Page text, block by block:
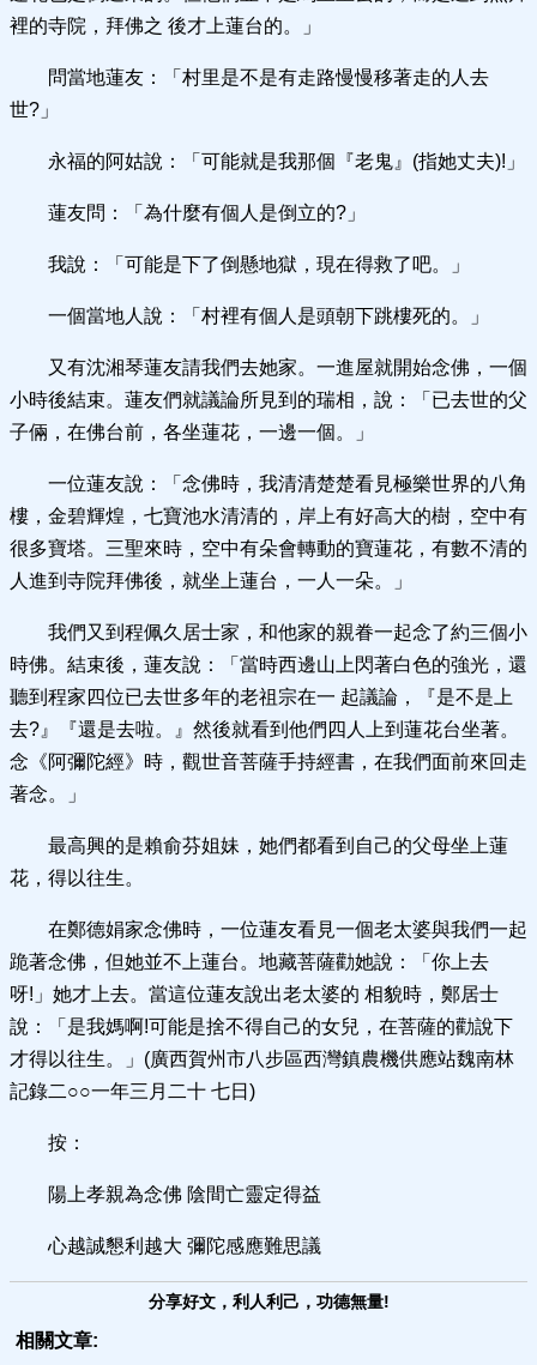
裡的寺院，拜佛之 後才上蓮台的。」
問當地蓮友：「村里是不是有走路慢慢移著走的人去
世?」
永福的阿姑說：「可能就是我那個『老鬼』(指她丈夫)!」
蓮友問：「為什麼有個人是倒立的?」
我說：「可能是下了倒懸地獄，現在得救了吧。」
一個當地人說：「村裡有個人是頭朝下跳樓死的。」
又有沈湘琴蓮友請我們去她家。一進屋就開始念佛，一個
小時後結束。蓮友們就議論所見到的瑞相，說：「已去世的父
子倆，在佛台前，各坐蓮花，一邊一個。」
一位蓮友說：「念佛時，我清清楚楚看見極樂世界的八角
樓，金碧輝煌，七寶池水清清的，岸上有好高大的樹，空中有
很多寶塔。三聖來時，空中有朵會轉動的寶蓮花，有數不清的
人進到寺院拜佛後，就坐上蓮台，一人一朵。」
我們又到程佩久居士家，和他家的親眷一起念了約三個小
時佛。結束後，蓮友說：「當時西邊山上閃著白色的強光，還
聽到程家四位已去世多年的老祖宗在一 起議論，『是不是上
去?』『還是去啦。』然後就看到他們四人上到蓮花台坐著。
念《阿彌陀經》時，觀世音菩薩手持經書，在我們面前來回走
著念。」
最高興的是賴俞芬姐妹，她們都看到自己的父母坐上蓮
花，得以往生。
在鄭德娟家念佛時，一位蓮友看見一個老太婆與我們一起
跪著念佛，但她並不上蓮台。地藏菩薩勸她說：「你上去
呀!」她才上去。當這位蓮友說出老太婆的 相貌時，鄭居士
說：「是我媽啊!可能是捨不得自己的女兒，在菩薩的勸說下
才得以往生。」(廣西賀州市八步區西灣鎮農機供應站魏南林
記錄二○○一年三月二十 七日)
按：
陽上孝親為念佛 陰間亡靈定得益
心越誠懇利越大 彌陀感應難思議
分享好文，利人利己，功德無量!
相關文章: